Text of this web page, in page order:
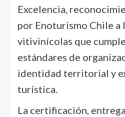
Excelencia,
por Enoturismo Chile a
vitivinícolas que
estándares de
identidad territorial y
turística.
La certificación,